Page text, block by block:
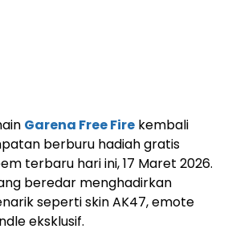
Garena Free Fire kembali
berburu hadiah gratis
terbaru hari ini, 17 Maret 2026.
beredar menghadirkan
seperti skin AK47, emote
eksklusif.